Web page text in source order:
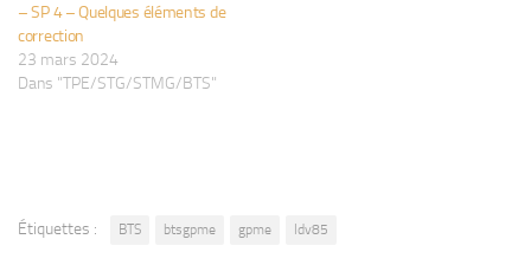
– SP 4 – Quelques éléments de
correction
23 mars 2024
Dans "TPE/STG/STMG/BTS"
Étiquettes : BTS btsgpme gpme ldv85